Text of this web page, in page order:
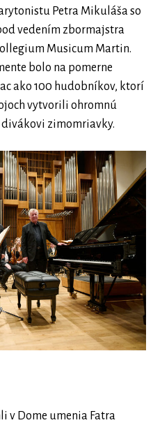
Petra Mikuláša so
vedením zbormajstra
Musicum Martin.
bolo na pomerne
ako 100 hudobníkov, ktorí
vytvorili ohromnú
zimomriavky.
v Dome umenia Fatra